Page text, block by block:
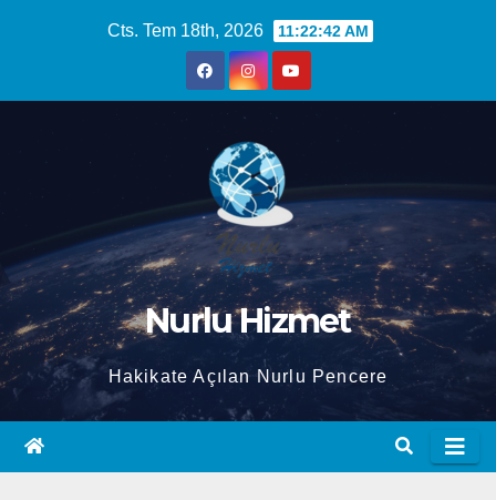
Cts. Tem 18th, 2026 11:22:43 AM
Nurlu Hizmet
Hakikate Açılan Nurlu Pencere